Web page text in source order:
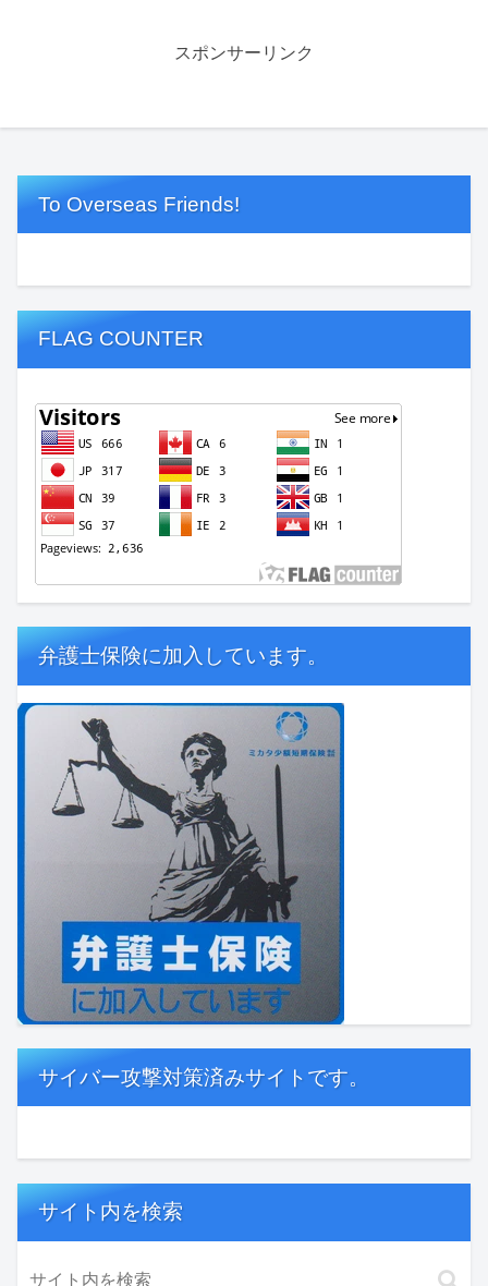
スポンサーリンク
To Overseas Friends!
FLAG COUNTER
弁護士保険に加入しています。
サイバー攻撃対策済みサイトです。
サイト内を検索